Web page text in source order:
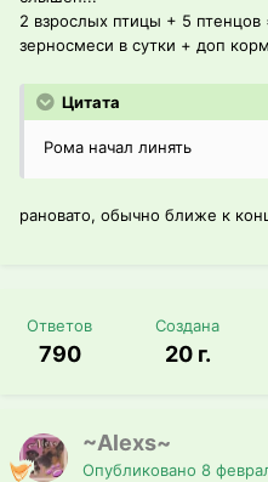
2 взрослых птицы + 5
зерносмеси в сутки + доп
Цитата
Рома начал линять
рановато, обычно ближе к
Ответов
790
Создана
20 г.
~Alexs~
Опубликовано 8